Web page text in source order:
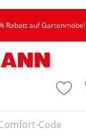
Rabatt auf Gartenmöbel